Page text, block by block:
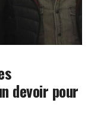
devoir pour